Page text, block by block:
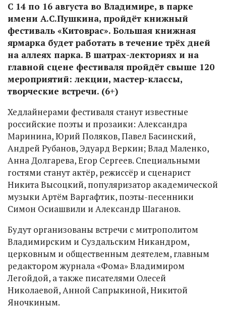
С 14 по 16 августа во Владимире, в парке
имени А.С.Пушкина, пройдёт книжный
фестиваль «Китоврас». Большая книжная
ярмарка будет работать в течение трёх дней
на аллеях парка. В шатрах-лекториях и на
главной сцене фестиваля пройдёт свыше 120
мероприятий: лекции, мастер-классы,
творческие встречи. (6+)
Хедлайнерами фестиваля станут известные
российские поэты и прозаики: Александра
Маринина, Юрий Поляков, Павел Басинский,
Андрей Рубанов, Эдуард Веркин; Влад Маленко,
Анна Долгарева, Егор Сергеев. Специальными
гостями станут актёр, режиссёр и сценарист
Никита Высоцкий, популяризатор академической
музыки Артём Варгафтик, поэты-песенники
Симон Осиашвили и Александр Шаганов.
Будут организованы встречи с митрополитом
Владимирским и Суздальским Никандром,
церковным и общественным деятелем, главным
редактором журнала «Фома» Владимиром
Легойдой, а также писателями Олесей
Николаевой, Анной Сапрыкиной, Никитой
Яночкиным.